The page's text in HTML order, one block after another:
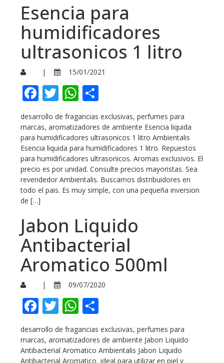
Esencia para
humidificadores
ultrasonicos 1 litro
| 15/01/2021
Facebook
TwitterWhatsApp
desarrollo de fragancias exclusivas, perfumes para
marcas, aromatizadores de ambiente Esencia liquida
para humidificadores ultrasonicos 1 litro Ambientalis
Esencia liquida para humidificadores 1 litro. Repuestos
para humidificadores ultrasonicos. Aromas exclusivos. El
precio es por unidad. Consulte precios mayoristas. Sea
revendedor Ambientalis. Buscamos distribuidores en
todo el pais. Es muy simple, con una pequeña inversion
de […]
Jabon Liquido
Antibacterial
Aromatico 500ml
| 09/07/2020
Facebook
TwitterWhatsApp
desarrollo de fragancias exclusivas, perfumes para
marcas, aromatizadores de ambiente Jabon Liquido
Antibacterial Aromatico Ambientalis Jabon Liquido
Antibacterial Aromatico, ideal para utilizar en piel y